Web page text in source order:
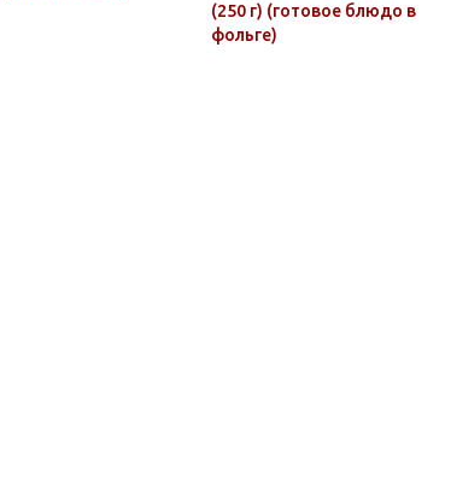
(250 г) (готовое блюдо в
фольге)